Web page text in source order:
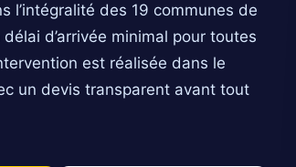
l’intégralité des 19 communes de
d’arrivée minimal pour toutes
est réalisée dans le
un devis transparent avant tout